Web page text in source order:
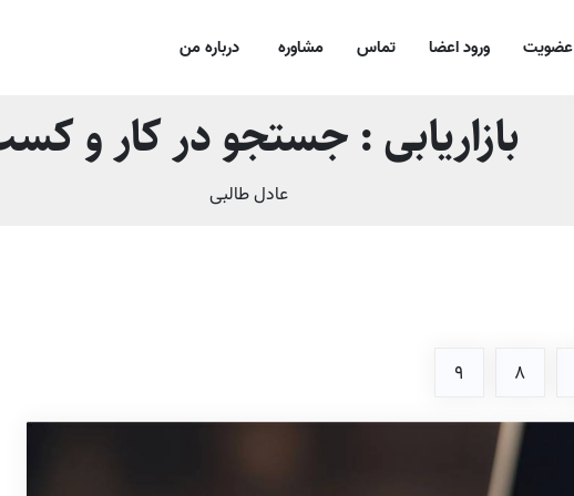
عضویت ورود اعضا تماس مشاوره درباره من
بازاریابی : جستجو در کار و
عادل طالبی
8
9